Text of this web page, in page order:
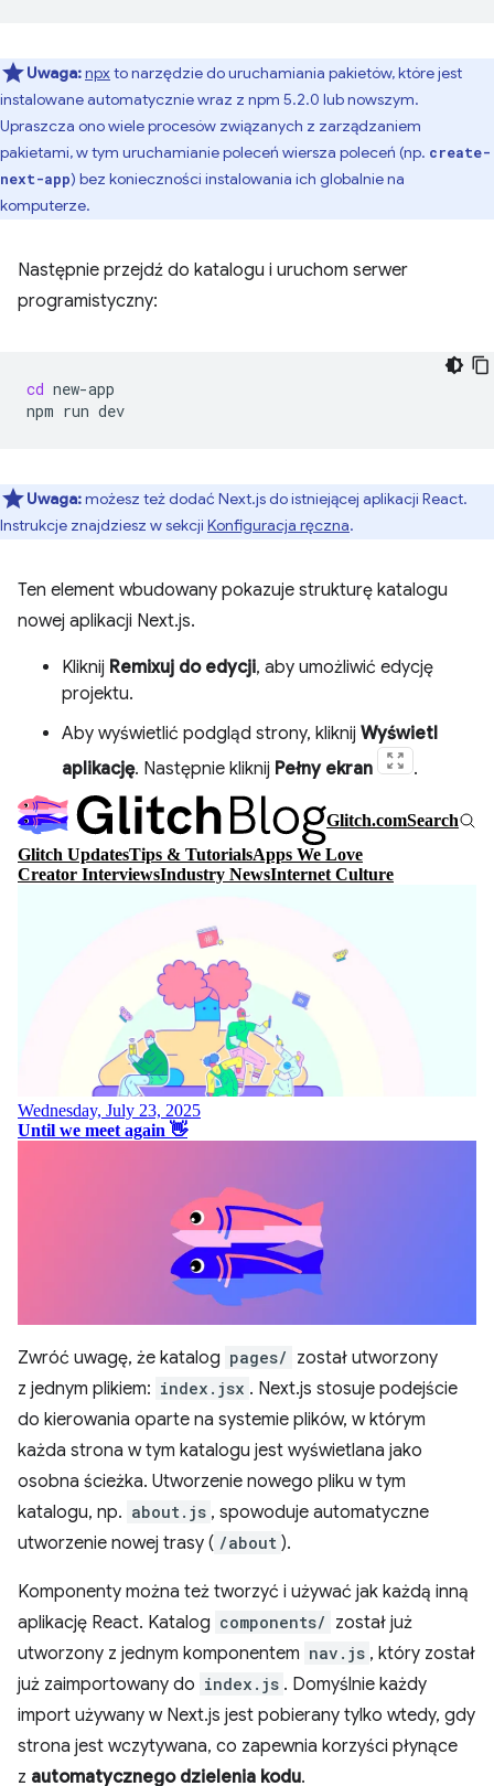
Uwaga:npxto narzędzie do uruchamiania pakietów, które jest
instalowane automatycznie wraz z npm 5.2.0 lub nowszym.
Upraszcza ono wiele procesów związanych z zarządzaniem
pakietami, w tym uruchamianie poleceń wiersza poleceń (np. create-
next-app) bez konieczności instalowania ich globalnie na
komputerze.
Następnie przejdź do katalogu i uruchom serwer
programistyczny:
cd new-app
npm run
Uwaga:możesz też dodać Next.js do istniejącej aplikacji React.
Instrukcje znajdziesz w sekcji Konfiguracja ręczna.
Ten element wbudowany pokazuje strukturę katalogu
nowej aplikacji Next.js.
Kliknij Remixuj do edycji, aby umożliwić edycję
projektu.
Aby wyświetlić podgląd strony, kliknij Wyświetl
aplikację. Następnie kliknij Pełny ekran .
Zwróć uwagę, że katalog pages/ został utworzony
z jednym plikiem: index.jsx . Next.js stosuje podejście
do kierowania oparte na systemie plików, w którym
każda strona w tym katalogu jest wyświetlana jako
osobna ścieżka. Utworzenie nowego pliku w tym
katalogu, np. about.js , spowoduje automatyczne
utworzenie nowej trasy ( /about ).
Komponenty można też tworzyć i używać jak każdą inną
aplikację React. Katalog components/ został już
utworzony z jednym komponentem nav.js , który został
już zaimportowany do index.js . Domyślnie każdy
import używany w Next.js jest pobierany tylko wtedy, gdy
strona jest wczytywana, co zapewnia korzyści płynące
z automatycznego dzielenia kodu.